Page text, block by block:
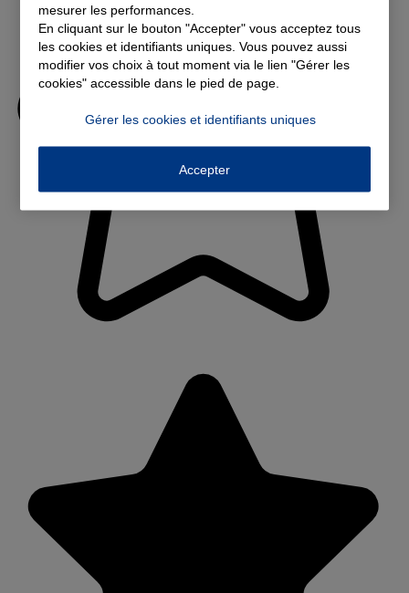
mesurer les performances.
En cliquant sur le bouton "Accepter" vous acceptez tous
les cookies et identifiants uniques. Vous pouvez aussi
modifier vos choix à tout moment via le lien "Gérer les
cookies" accessible dans le pied de page.
Gérer les cookies et identifiants uniques
Accepter